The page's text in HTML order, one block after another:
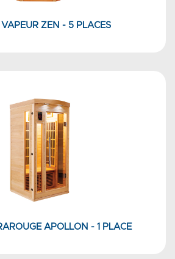
ZEN - 5 PLACES
APOLLON - 1 PLACE